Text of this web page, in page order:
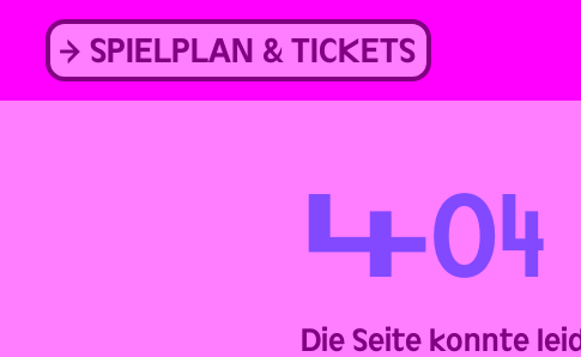
content
SPIELPLAN & TICKETS
404
Die Seite konnte